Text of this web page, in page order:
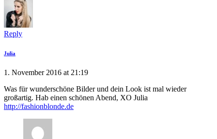
Reply
Julia
1. November 2016 at 21:19
Was für wunderschöne Bilder und dein Look ist mal wieder
großartig. Hab einen schönen Abend, XO Julia
http://fashionblonde.de